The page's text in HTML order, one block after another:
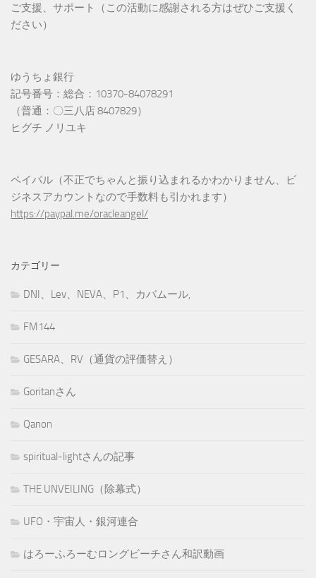
ご支援、サポート（この活動に感謝される方はぜひご支援く
ださい）
ゆうちょ銀行
記号番号：総合：10370-84078291
（普通：〇三八店 8407829）
ヒグチ ノリユキ
ペイパル（不正でちゃんと振り込まれるかわかりません、ビ
ジネスアカウントなので手数料も引かれます）
https://paypal.me/oracleangel/
カテゴリー
DNI、Lev、NEVA、P1、カバムール,
FM144
GESARA、RV（通貨の評価替え）
Goritanさん
Qanon
spiritual-lightさんの記事
THE UNVEILING（除幕式）
UFO・宇宙人・銀河連合
はろーふろーむロングビーチさん和訳動画